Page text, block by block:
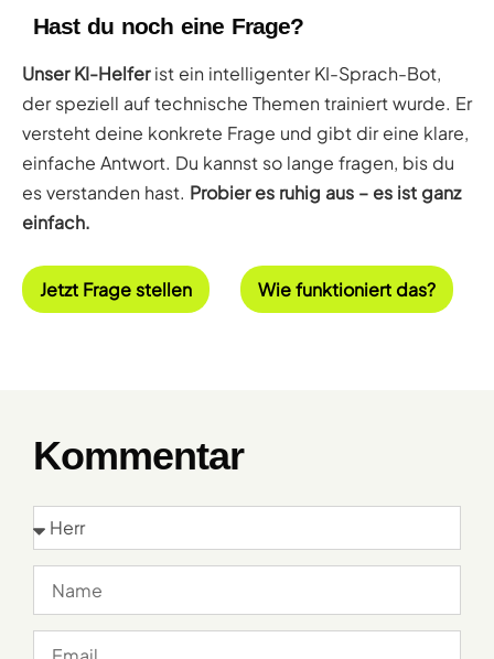
Hast du noch eine Frage?
Unser KI-Helferist ein intelligenter KI-Sprach-Bot,
der speziell auf technische Themen trainiert wurde. Er
versteht deine konkrete Frage und gibt dir eine klare,
einfache Antwort. Du kannst so lange fragen, bis du
es verstanden hast. Probier es ruhig aus – es ist ganz
einfach.
Jetzt Frage stellen Wie funktioniert das?
Kommentar